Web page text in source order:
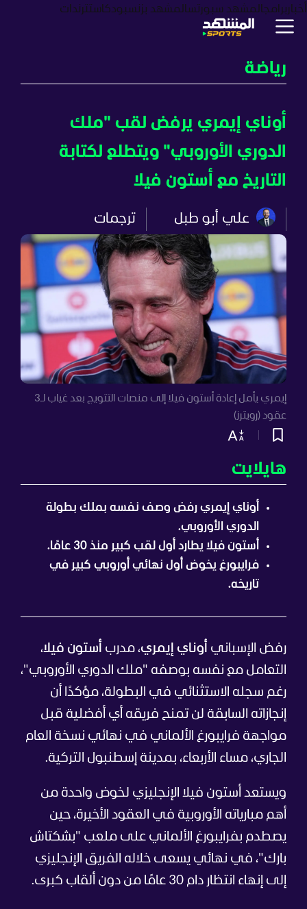
أخبار برامجالمشهد سبورتسالمشهد بزنسبودكاستترندات
رياضة
أوناي إيمري يرفض لقب "ملك
الدوري الأوروبي" ويتطلع لكتابة
التاريخ مع أستون فيلا
علي أبو طبل ترجمات
إيمري يأمل إعادة أستون فيلا إلى منصات التتويج بعد غياب لـ3
عقود (رويترز)
هايلايت
أوناي إيمري رفض وصف نفسه بملك بطولة
الدوري الأوروبي.
أستون فيلا يطارد أول لقب كبير منذ 30 عامًا.
فرايبورغ يخوض أول نهائي أوروبي كبير في
تاريخه.
رفض الإسباني أوناي إيمري، مدرب أستون فيلا،
التعامل مع نفسه بوصفه "ملك الدوري الأوروبي"،
رغم سجله الاستثنائي في البطولة، مؤكدًا أن
إنجازاته السابقة لن تمنح فريقه أي أفضلية قبل
مواجهة فرايبورغ الألماني في نهائي نسخة العام
الجاري، مساء الأربعاء، بمدينة إسطنبول التركية.
ويستعد أستون فيلا الإنجليزي لخوض واحدة من
أهم مبارياته الأوروبية في العقود الأخيرة، حين
يصطدم بفرايبورغ الألماني على ملعب "بشكتاش
بارك"، في نهائي يسعى خلاله الفريق الإنجليزي
إلى إنهاء انتظار دام 30 عامًا من دون ألقاب كبرى.